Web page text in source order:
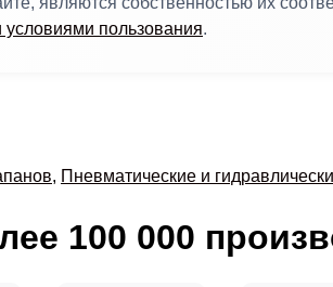
пользования.
, Пневматические и
100 000